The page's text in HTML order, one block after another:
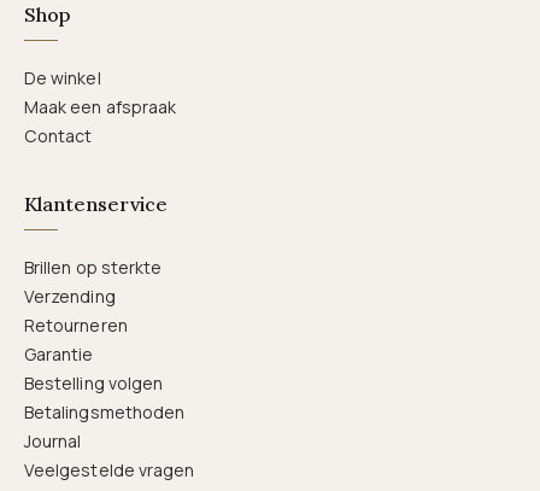
Shop
De winkel
Maak een afspraak
Contact
Klantenservice
Brillen op sterkte
Verzending
Retourneren
Garantie
Bestelling volgen
Betalingsmethoden
Journal
Veelgestelde vragen